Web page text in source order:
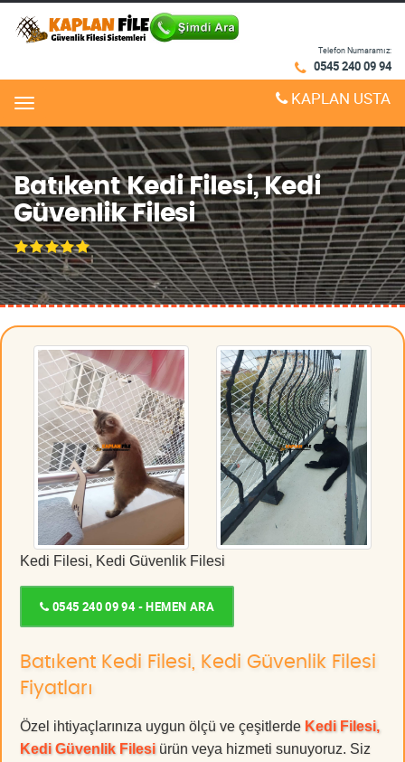
Telefon Numaramız:
0545 240 09 94
Menu KAPLAN USTA
Batıkent Kedi Filesi, Kedi
Güvenlik Filesi
Kedi Filesi, Kedi Güvenlik Filesi
0545 240 09 94 - HEMEN ARA
Batıkent Kedi Filesi, Kedi Güvenlik Filesi
Fiyatları
Özel ihtiyaçlarınıza uygun ölçü ve çeşitlerde Kedi Filesi,
Kedi Güvenlik Filesi ürün veya hizmeti sunuyoruz. Siz